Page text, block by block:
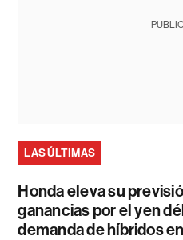
LAS ÚLTIMAS
Honda eleva su
ganancias por el yen
demanda de híbridos